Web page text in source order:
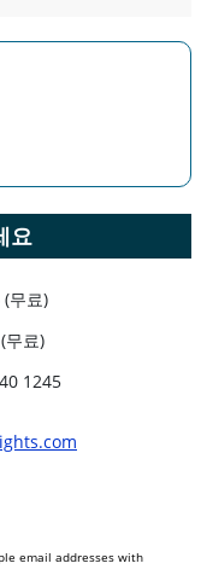
요
무료)
무료)
1245
email addresses with